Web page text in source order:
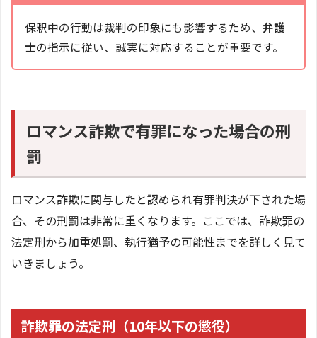
保釈中の行動は裁判の印象にも影響するため、弁護
士の指示に従い、誠実に対応することが重要です。
ロマンス詐欺で有罪になった場合の刑
罰
ロマンス詐欺に関与したと認められ有罪判決が下された場
合、その刑罰は非常に重くなります。ここでは、詐欺罪の
法定刑から加重処罰、執行猶予の可能性までを詳しく見て
いきましょう。
詐欺罪の法定刑（10年以下の懲役）